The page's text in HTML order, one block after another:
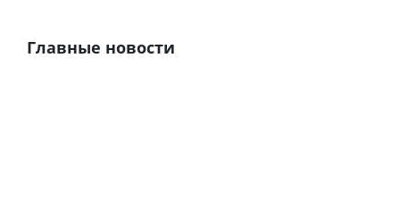
Главные новости